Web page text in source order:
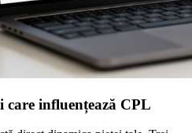
influențează CPL